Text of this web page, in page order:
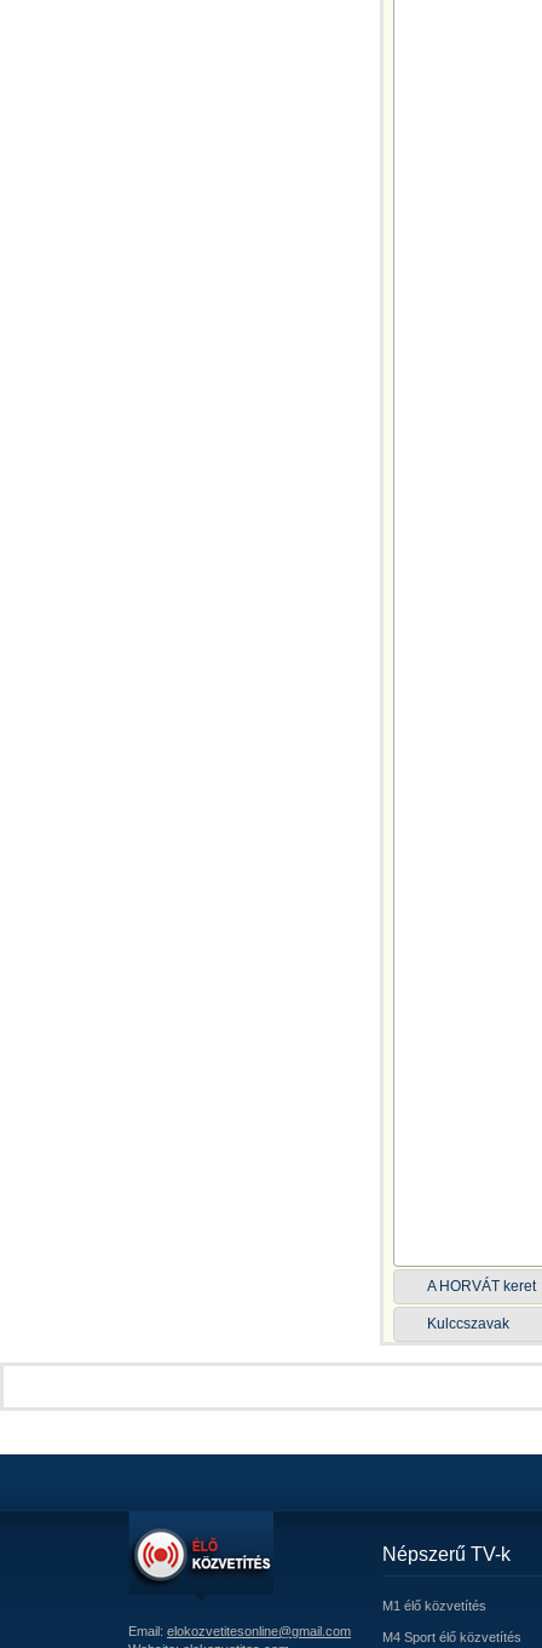
A HORVÁT keret
Kulccszavak
Email: elokozvetitesonline@gmail.com
Népszerű TV-k
M1 élő közvetítés
M4 Sport élő közvetítés